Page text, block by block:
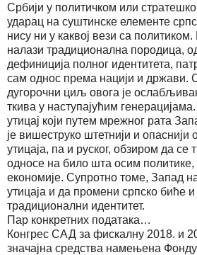
Србији у политичком или
ударац на суштинске елементе
нису ни у каквој вези са
налази традиционална породица,
дефиниција полног идентитета,
сам однос према нацији и држави.
дугорочни циљ овога је
ткива у наступајућим
утицај који путем мрежног рата
је вишеструко штетнији и опаснији
утицаја, па и руског, обзиром да се
односе на било шта осим политике,
економије. Супротно томе, Запад
утицаја и да промени српско биће
традиционални идентитет.
Пар конкретних података…
Конгрес САД за фискалну 2018. и
значајна средства намењена